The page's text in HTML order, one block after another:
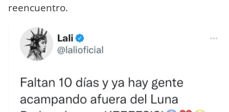
reencuentro.